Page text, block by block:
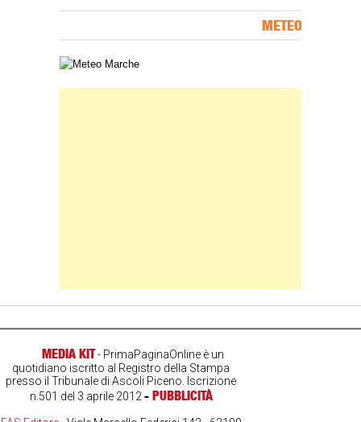
METEO
Carta meteorologica delle Marche
MEDIA KIT- PrimaPaginaOnline è un
quotidiano iscritto al Registro della Stampa
presso il Tribunale di Ascoli Piceno. Iscrizione
n.501 del 3 aprile 2012- PUBBLICITÀ